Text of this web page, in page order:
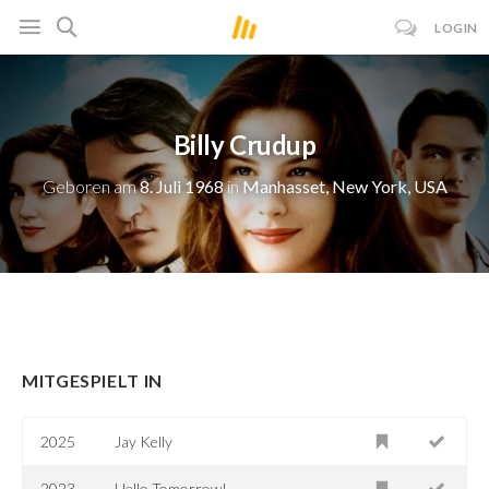
LOGIN
Billy Crudup
Geboren am8. Juli 1968inManhasset, New York, USA
MITGESPIELT IN
2025 Jay Kelly